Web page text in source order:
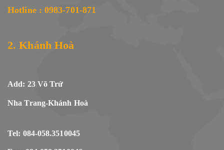
Hotline : 0983-701-871
2. Khánh Hoà
Add: 23 Võ Trứ
Nha Trang-Khánh Hoà
Tel: 084-058.3510045